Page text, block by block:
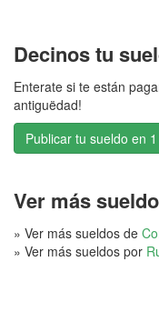
Decinos tu
Enterate si te están
antiguëdad!
Publicar tu sueldo en
Ver más
» Ver más sueldos de
» Ver más sueldos por